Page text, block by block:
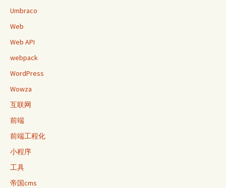
Umbraco
Web
Web API
webpack
WordPress
Wowza
互联网
前端
前端工程化
小程序
工具
帝国cms